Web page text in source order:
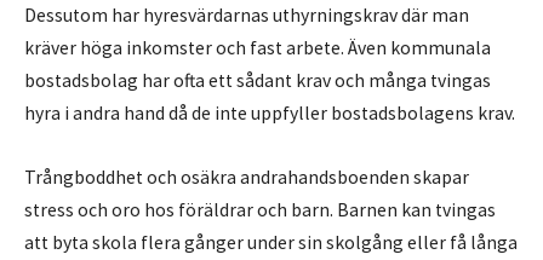
Dessutom har hyresvärdarnas uthyrningskrav där man
kräver höga inkomster och fast arbete. Även kommunala
bostadsbolag har ofta ett sådant krav och många tvingas
hyra i andra hand då de inte uppfyller bostadsbolagens krav.
Trångboddhet och osäkra andrahandsboenden skapar
stress och oro hos föräldrar och barn. Barnen kan tvingas
att byta skola flera gånger under sin skolgång eller få långa